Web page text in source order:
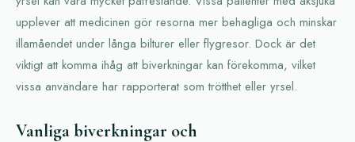
upplever att medicinen gör resorna mer behagliga och minskar
illamåendet under långa bilturer eller flygresor. Dock är det
viktigt att komma ihåg att biverkningar kan förekomma, vilket
vissa användare har rapporterat som trötthet eller yrsel.
Vanliga biverkningar och